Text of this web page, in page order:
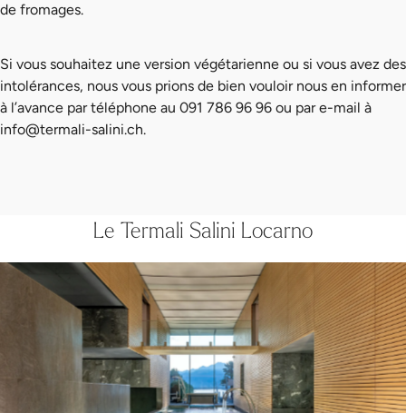
de fromages.
Si vous souhaitez une version végétarienne ou si vous avez des
intolérances, nous vous prions de bien vouloir nous en informer
à l’avance par téléphone au 091 786 96 96 ou par e-mail à
info@termali-salini.ch.
Le Termali Salini Locarno